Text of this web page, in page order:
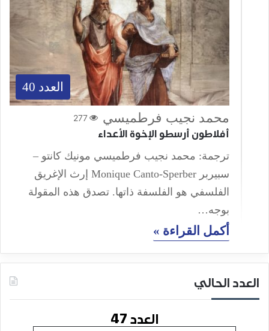
العدد 40
محمد نجيب فرطميسي 277
أفلاطون أرسطو الإخوة الأعداء
ترجمة: محمد نجيب فرطميسي مونيك كانتو –
سبيربر Monique Canto-Sperber إرث الإغريق
الفلسفي هو الفلسفة ذاتها. تصدق هذه المقولة
بوجه…
أكمل القراءة »
العدد الحالي
العدد 47